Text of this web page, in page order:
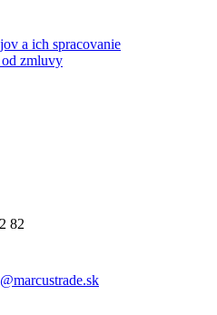
a ich spracovanie
od zmluvy
82